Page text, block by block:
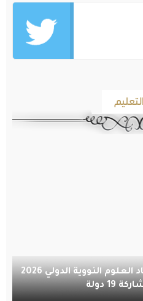
المملكة تستضيف أولمبياد العلوم النووية الدولي 2026
19 دولة